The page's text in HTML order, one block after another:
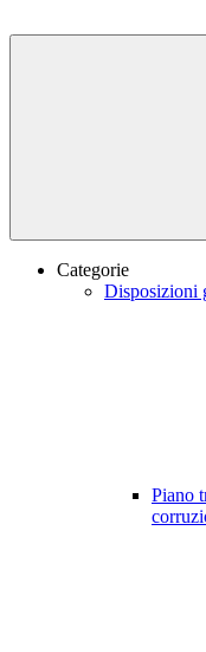
Categorie
Disposizioni
Piano